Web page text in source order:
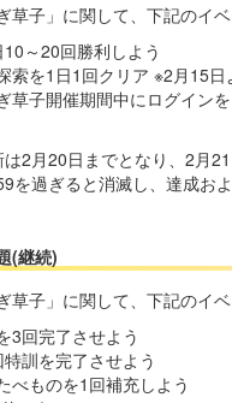
草子」に関して、下記のイ
10～20回勝利しよう
索を1日1回クリア ※2月15日
草子開催期間中にログイン
2月20日までとなり、2月
を過ぎると消滅し、達成お
(継続)
草子」に関して、下記のイ
3回完了させよう
特訓を完了させよう
べものを1回補充しよう